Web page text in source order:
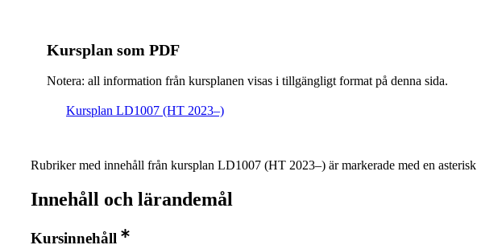
Kursplan som PDF
Notera: all information från kursplanen visas i tillgängligt format på denna sida.
Kursplan LD1007 (HT 2023–)
Rubriker med innehåll från kursplan LD1007 (HT 2023–) är markerade med en asterisk
Innehåll och lärandemål
Kursinnehåll